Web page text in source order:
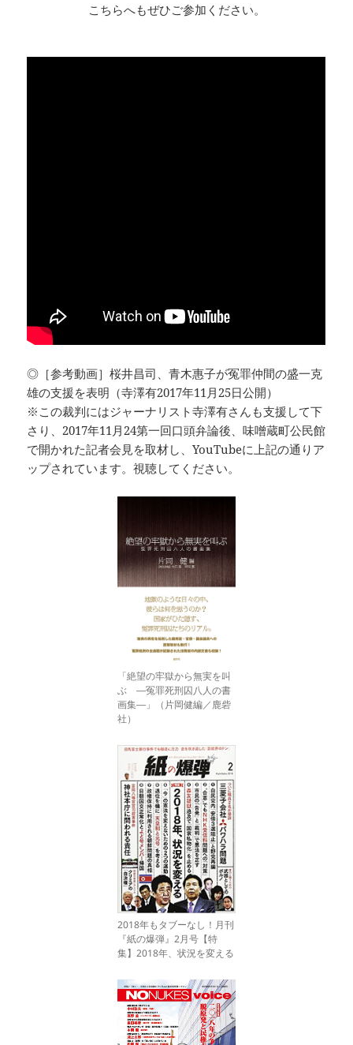
こちらへもぜひご参加ください。
◎［参考動画］桜井昌司、青木惠子が冤罪仲間の盛一克
雄の支援を表明（寺澤有2017年11月25日公開）
※この裁判にはジャーナリスト寺澤有さんも支援して下
さり、2017年11月24第一回口頭弁論後、味噌蔵町公民館
で開かれた記者会見を取材し、YouTubeに上記の通りア
ップされています。視聴してください。
「絶望の牢獄から無実を叫
ぶ ―冤罪死刑囚八人の書
画集―」（片岡健編／鹿砦
社）
2018年もタブーなし！月刊
『紙の爆弾』2月号【特
集】2018年、状況を変える